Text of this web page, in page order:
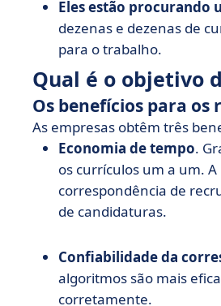
Eles estão procurando
dezenas e dezenas de
para o trabalho.
Qual é o objetivo
Os benefícios para os
As empresas obtêm três
Economia de tempo.
os currículos um a um.
correspondência de
de candidaturas.
Confiabilidade da
algoritmos são mais
corretamente.